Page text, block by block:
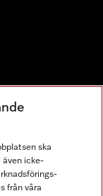
ska
även icke-
från våra